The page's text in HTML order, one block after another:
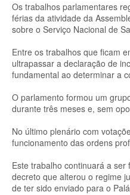
Os trabalhos parlamentares
férias da atividade da
sobre o Serviço Nacional de
Entre os trabalhos que ficam
ultrapassar a declaração de
fundamental ao determinar a
O parlamento formou um
durante três meses e, sem
No último plenário com
funcionamento das ordens
Este trabalho continuará a
decreto que alterou o regime
de ter sido enviado para o